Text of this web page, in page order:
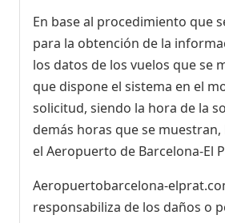
En base al procedimiento que
para la obtención de la
los datos de los vuelos que se
que dispone el sistema en el
solicitud, siendo la hora de la
demás horas que se
el Aeropuerto de Barcelona-El
Aeropuertobarcelona-
responsabiliza de los daños o